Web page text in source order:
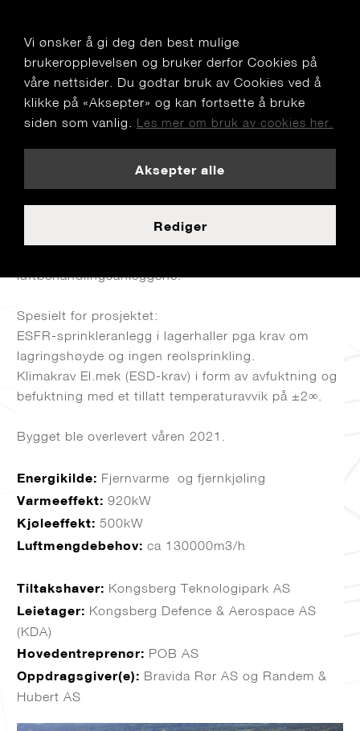
Vi ønsker å gi deg den best mulige
brukeropplevelsen og bruker derfor Cookies på
våre nettsider. Du godtar bruk av Cookies ved å
klikke på «Aksepter» og kan fortsette å bruke
siden som vanlig. Les mer om bruk av cookies her.
Aksepter alle
Rediger
Rena Idrettsparken boliger
IDS/DMA (bygg 841) er et kombinert kontor- og
på Kongsgårdsmoen utenfor Kongsberg.
Vi har prosjektert sanitær-, vannbåren varme,
luftbehandlingsanleggene.
Spesielt for prosjektet:
ESFR-sprinkleranlegg i lagerhaller pga krav om
lagringshøyde og ingen reolsprinkling.
Klimakrav El.mek (ESD-krav) i form av avfuktning og
befuktning med et tillatt temperaturavvik på ±2∞.
Bygget ble overlevert våren 2021.
Energikilde: Fjernvarme og fjernkjøling
Varmeeffekt: 920kW
Kjøleeffekt: 500kW
Luftmengdebehov: ca 130000m3/h
Tiltakshaver: Kongsberg Teknologipark AS
Leietager: Kongsberg Defence & Aerospace AS
(KDA)
Hovedentreprenør: POB AS
Oppdragsgiver(e): Bravida Rør AS og Randem &
Hubert AS